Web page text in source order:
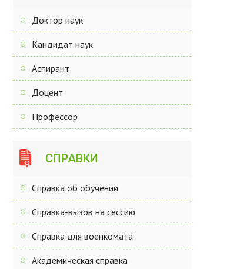
Доктор наук
Кандидат наук
Аспирант
Доцент
Профессор
СПРАВКИ
Справка об обучении
Справка-вызов на сессию
Справка для военкомата
Академическая справка